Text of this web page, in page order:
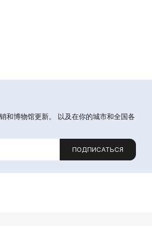
和博物馆更新。 以及在你的城市和全国各
ПОДПИСАТЬСЯ